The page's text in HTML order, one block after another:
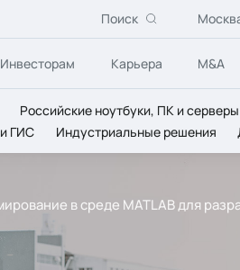
Поиск
Инвесторам Карьера M&A
Российские ноутбуки, ПК и серверы
ГИС
Индустриальные решения
в среде MATLAB для